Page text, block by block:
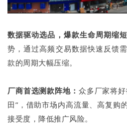
数据驱动选品，爆款生命周期缩短
势，通过高频交易数据快速反馈
款的周期大幅压缩。
厂商首选测款阵地： 众多厂家将
田”，借助市场内高流量、高复购
接受度，降低推广风险。